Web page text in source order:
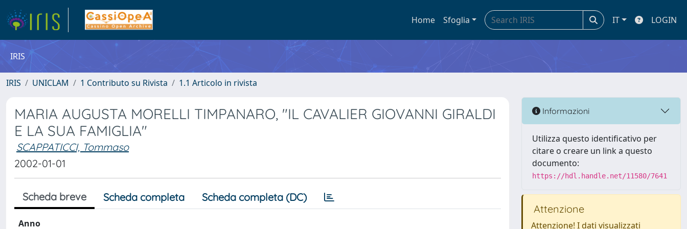
Home Sfoglia IT LOGIN
IRIS
IRIS UNICLAM 1 Contributo su Rivista 1.1 Articolo in rivista
MARIA AUGUSTA MORELLI TIMPANARO, "IL CAVALIER GIOVANNI GIRALDI
E LA SUA FAMIGLIA"
SCAPPATICCI, Tommaso
2002-01-01
Scheda breve Scheda completa Scheda completa (DC)
Anno
Informazioni
Utilizza questo identificativo per
citare o creare un link a questo
documento:
https://hdl.handle.net/11580/7641
Attenzione
Attenzione! I dati visualizzati